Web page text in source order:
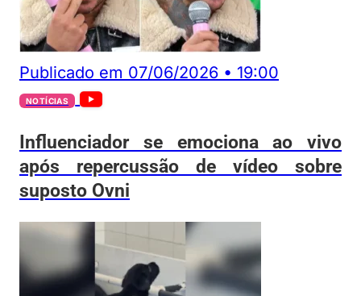
Publicado em 07/06/2026 • 19:00
NOTÍCIAS
Influenciador se emociona ao vivo
após repercussão de vídeo sobre
suposto Ovni